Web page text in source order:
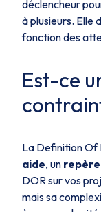
déclencheur
à plusieurs. Elle
fonction des
Est-ce
La Definition Of
aide, un repère
DOR sur vos
mais sa